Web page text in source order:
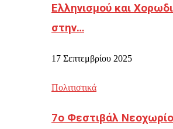
Ελληνισμού και
στην…
17 Σεπτεμβρίου 2025
Πολιτιστικά
7ο Φεστιβάλ